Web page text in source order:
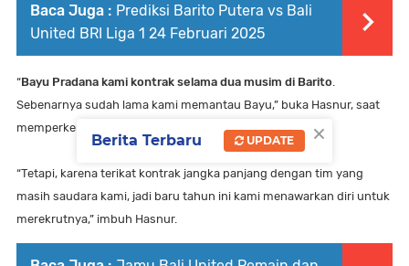
Baca Juga : Prediksi Barito Putera vs Bali
United BRI Liga 1 24 Februari 2025
“Bayu Pradana kami kontrak selama dua musim di Barito
Sebenarnya sudah lama kami memantau Bayu,” buka Hasnur, saat
memperkenalkan Bayu.
“Tetapi, karena terikat kontrak jangka panjang dengan tim yang
masih saudara kami, jadi baru tahun ini kami menawarkan diri untuk
merekrutnya,” imbuh Hasnur.
×
Berita Terbaru UPDATE